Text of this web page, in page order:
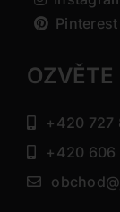
Pinterest
OZVĚTE
+420 727
+420 606